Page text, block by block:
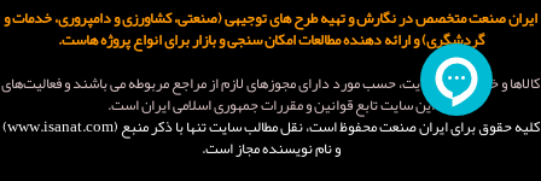
ایران صنعت متخصص در نگارش و تهیه طرح های توجیهی (صنعتی، کشاورزی و دامپروری، خدمات و
گردشگری) و ارائه دهنده مطالعات امکان سنجی و بازار برای انواع پروژه هاست.
كالاها و خدمات اين سایت، حسب مورد دارای مجوزهای لازم از مراجع مربوطه می باشند و فعاليت‌های
اين سايت تابع قوانين و مقررات جمهوری اسلامی ايران است.
کلیه حقوق برای ایران صنعت محفوظ است، نقل مطالب سايت تنها با ذکر منبع (www.isanat.com)
و نام نويسنده مجاز است.